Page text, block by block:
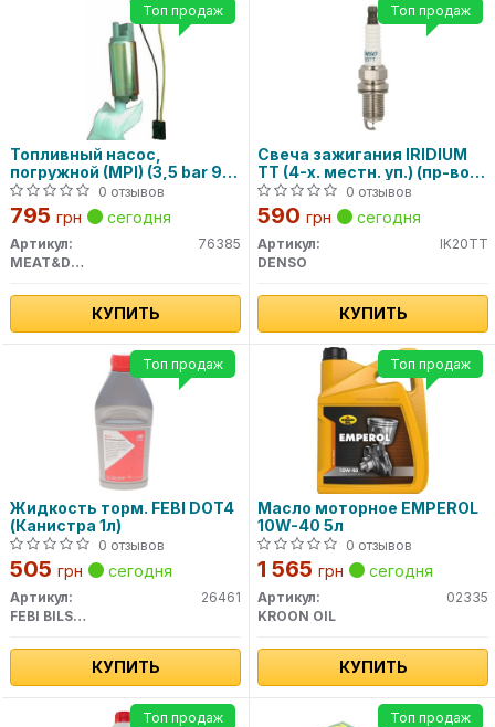
Топливный насос,
погружной (MPI) (3,5 bar 90
l/h) 76385 MEAT&DORIA
0 отзывов
795 грн сегодня
Артикул:
76385
MEAT&DORIA
КУПИТЬ
Топ продаж
Свеча зажигания IRIDIUM
TT (4-х. местн. уп.) (пр-во
DENSO)
0 отзывов
590 грн сегодня
Артикул:
IK20TT
DENSO
КУПИТЬ
Топ продаж
Жидкость торм. FEBI DOT4
(Канистра 1л)
0 отзывов
505 грн сегодня
Артикул:
26461
FEBI BILSTEIN
КУПИТЬ
Топ продаж
Масло моторное EMPEROL
10W-40 5л
0 отзывов
1 565 грн сегодня
Артикул:
02335
KROON OIL
КУПИТЬ
Топ продаж
Топ продаж Топ продаж